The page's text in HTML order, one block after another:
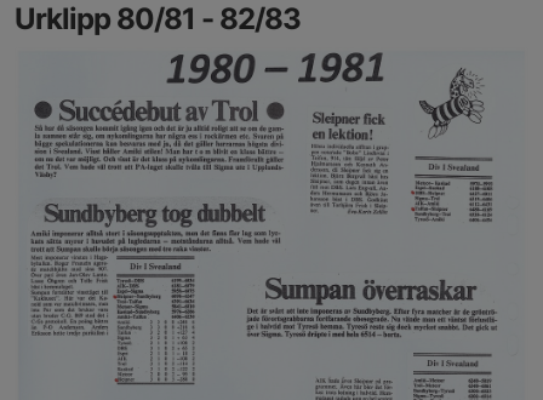
Urklipp 80/81 - 82/83